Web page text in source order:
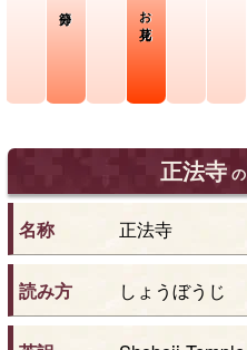
お花見
正法寺の
名称 正法寺
読み方 しょうぼうじ